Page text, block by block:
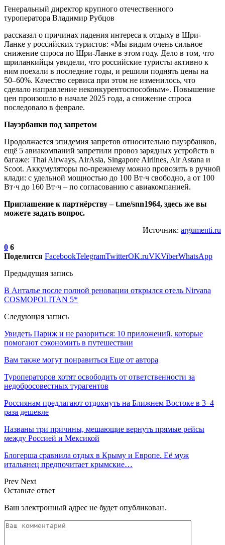
Генеральный директор крупного отечественного
туроператора Владимир Рубцов
рассказал о причинах падения интереса к отдыху в Шри-
Ланке у российских туристов: «Мы видим очень сильное
снижение спроса по Шри-Ланке в этом году. Дело в том, что
шриланкийцы увидели, что российские туристы активно к
ним поехали в последние годы, и решили поднять цены на
50–60%. Качество сервиса при этом не изменилось, что
сделало направление неконкурентоспособным». Повышение
цен произошло в начале 2025 года, а снижение спроса
последовало в феврале.
Пауэрбанки под запретом
Продолжается эпидемия запретов относительно пауэрбанков,
ещё 5 авиакомпаний запретили провоз зарядных устройств в
багаже: Thai Airways, AirAsia, Singapore Airlines, Air Astana и
Scoot. Аккумуляторы по-прежнему можно провозить в ручной
клади: с удельной мощностью до 100 Вт·ч свободно, а от 100
Вт·ч до 160 Вт·ч – по согласованию с авиакомпанией.
Приглашение к партнёрству – t.me/snn1964, здесь же вы
можете задать вопрос.
Источник: argumenti.ru
0 6
Поделится FacebookTelegramTwitterOK.ruVKViberWhatsApp
Предыдущая запись
В Анталье после полной реновации открылся отель Nirvana
COSMOPOLITAN 5*
Следующая запись
Увидеть Париж и не разориться: 10 приложений, которые
помогают сэкономить в путешествии
Вам также могут понравиться Еще от автора
Туроператоров хотят освободить от ответственности за
недобросовестных турагентов
Россиянам предлагают отдохнуть на Ближнем Востоке в 3–4
раза дешевле
Названы три причины, мешающие вернуть прямые рейсы
между Россией и Мексикой
Блогерша сравнила отдых в Крыму и Европе. Её муж
итальянец предпочитает крымские…
Prev Next
Оставьте ответ
Ваш электронный адрес не будет опубликован.